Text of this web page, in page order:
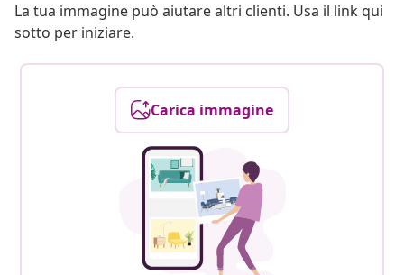
La tua immagine può aiutare altri clienti. Usa il link qui
sotto per iniziare.
Carica immagine